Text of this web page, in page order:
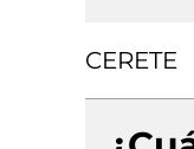
CERETE